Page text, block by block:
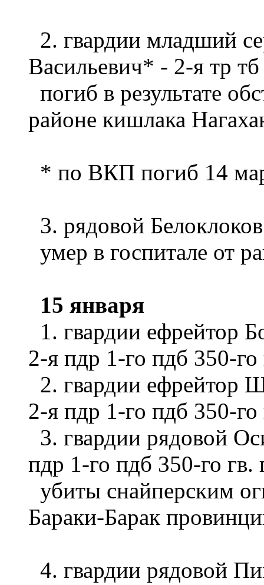
2. гвардии младший
Васильевич* - 2-я тр
погиб в результате
районе кишлака
* по ВКП погиб 14
3. рядовой
умер в госпитале от
15 января
1. гвардии ефрейтор
2-я пдр 1-го пдб 350-
2. гвардии ефрейтор
2-я пдр 1-го пдб 350-
3. гвардии рядовой
пдр 1-го пдб 350-го
убиты снайперским
Бараки-Барак
4. гвардии рядовой